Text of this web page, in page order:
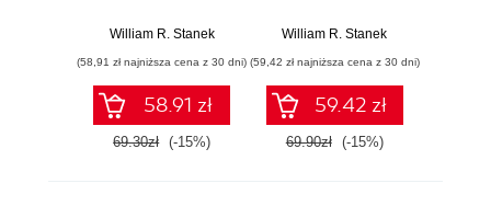
Przechowywanie
bezpieczeństwo i
sieci
William R. Stanek
(58,91 zł najniższa cena z 30 dni)
58.91 zł
69.30zł (-15%)
Administratora
William R. Stanek
(59,42 zł najniższa cena z 30 dni)
59.42 zł
69.90zł (-15%)